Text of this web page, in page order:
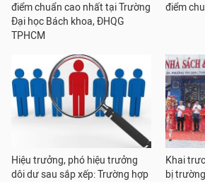
điểm chuẩn cao nhất tại Trường
Đại học Bách khoa, ĐHQG
TPHCM
điểm
Hiệu trưởng, phó hiệu trưởng
dôi dư sau sắp xếp: Trường hợp
Khai
bị